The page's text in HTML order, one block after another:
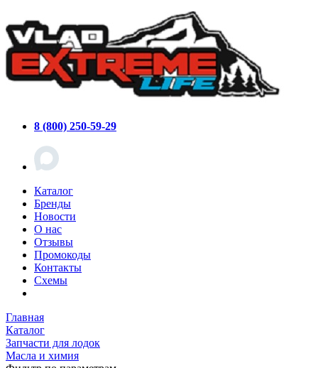
8 (800) 250-59-29
Каталог
Бренды
Новости
О нас
Отзывы
Промокоды
Контакты
Схемы
Главная
Каталог
Запчасти для лодок
Масла и химия